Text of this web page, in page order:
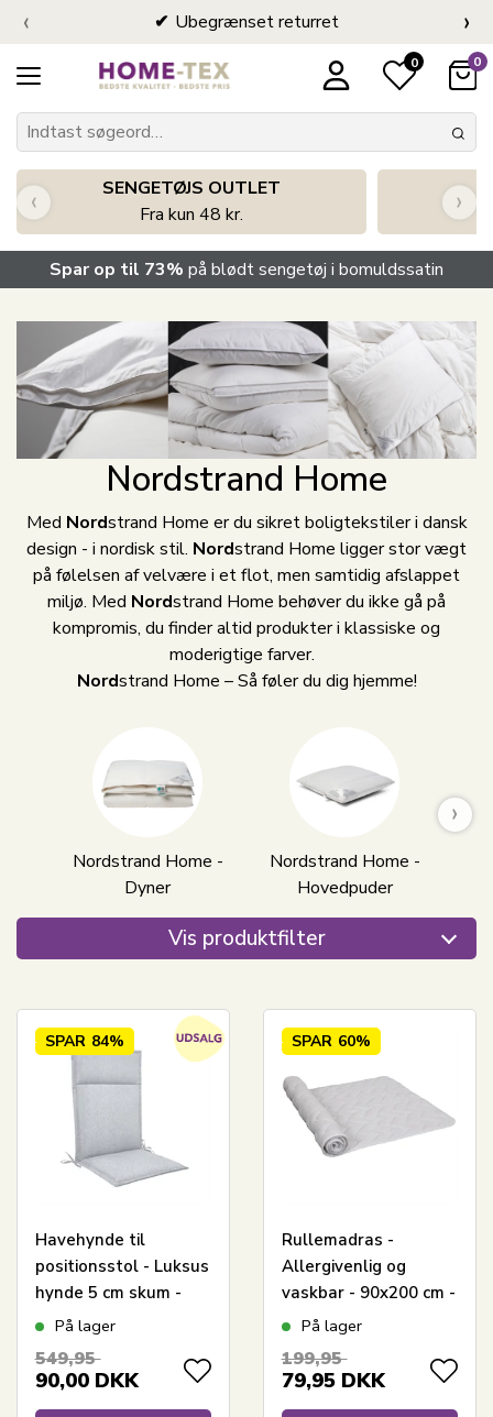
Ubegrænset returret
‹ ›
0 0
SENGETØJS OUTLET
Fra kun 48 kr.
‹ ›
Spar op til 73% på blødt sengetøj i bomuldssatin
Nordstrand Home
Med Nordstrand Home er du sikret boligtekstiler i dansk
design - i nordisk stil. Nordstrand Home ligger stor vægt
på følelsen af velvære i et flot, men samtidig afslappet
miljø. Med Nordstrand Home behøver du ikke gå på
kompromis, du finder altid produkter i klassiske og
moderigtige farver.
Nordstrand Home – Så føler du dig hjemme!
Nordstrand Home -
Dyner
Nordstrand Home -
Hovedpuder
›
Vis produktfilter
SPAR 84%
Havehynde til
positionsstol - Luksus
hynde 5 cm skum -
Grå havehynde med
UV-resistent betræk -
Nordstrand Home
På lager
549,95
90,00 DKK
SPAR 60%
Rullemadras -
Allergivenlig og
vaskbar - 90x200 cm -
Blød og praktisk
Nordstrand Home
På lager
199,95
79,95 DKK